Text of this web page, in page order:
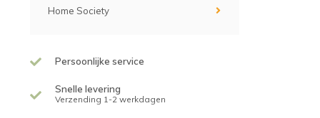
Home Society
Persoonlijke service
Snelle levering
Verzending 1-2 werkdagen